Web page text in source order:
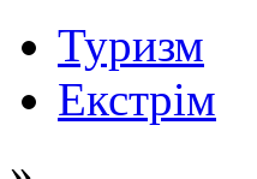
Туризм
Екстрім